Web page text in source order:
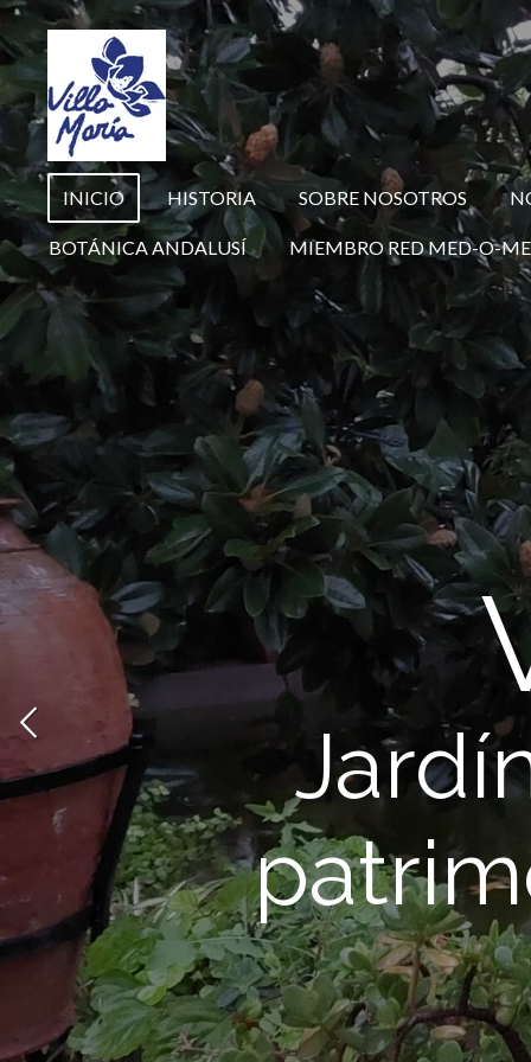
al
contenido
principal
INICIO HISTORIA SOBRE NOSOTROS
BOTÁNICA ANDALUSÍ MIEMBRO RED MED-O-